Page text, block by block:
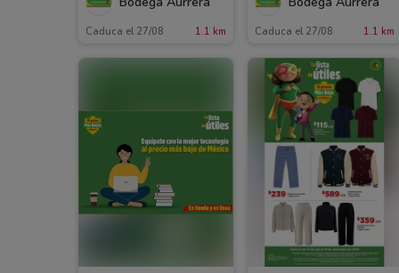
Caduca el 27/08 1.1 km Caduca el 27/08 1.1 km